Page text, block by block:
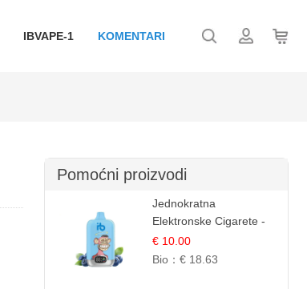
IBVAPE-1 KOMENTARI
Pomoćni proizvodi
Jednokratna
Elektronske Cigarete -
Plavi Malina Led |
IBVape
€ 10.00
Bio： € 18.63